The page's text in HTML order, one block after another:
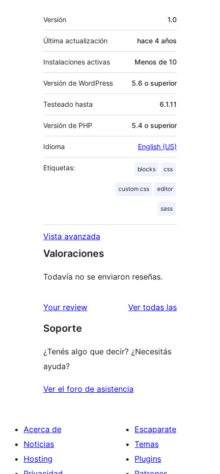
Meta
Versión 1.0
Última actualización hace 4 años
Instalaciones activas Menos de 10
Versión de WordPress 5.6 o superior
Testeado hasta 6.1.11
Versión de PHP 5.4 o superior
Idioma English (US)
Etiquetas: blocks css
custom css editor
sass
Vista avanzada
Valoraciones
Todavía no se enviaron reseñas.
Your review Ver todas lasreseñas
Soporte
¿Tenés algo que decir? ¿Necesitás
ayuda?
Ver el foro de asistencia
Acerca de
Noticias
Hosting
Escaparate
Temas
Plugins